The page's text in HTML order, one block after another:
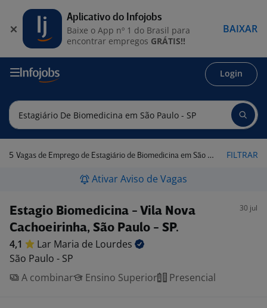
Login
5 Vagas de Emprego de Estagiário de Biomedicina em São Paulo - SP FILTRAR
Ativar Aviso de Vagas
Estagio Biomedicina - Vila Nova
Cachoeirinha, São Paulo - SP.
30 jul
4,1 Lar Maria de Lourdes
São Paulo - SP
A combinar
Ensino Superior Presencial
Aplicativo do Infojobs
Baixe o App nº 1 do Brasil para
encontrar empregos GRÁTIS!!
BAIXAR